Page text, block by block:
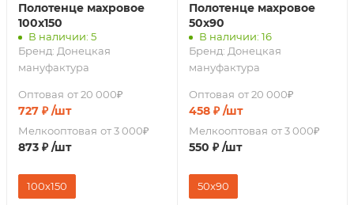
Полотенце махровое
100х150
В наличии: 5
Бренд: Донецкая
мануфактура
Оптовая от 20 000₽
727 ₽ /шт
Мелкооптовая от 3 000₽
873 ₽ /шт
100х150
Полотенце махровое
50х90
В наличии: 16
Бренд: Донецкая
мануфактура
Оптовая от 20 000₽
458₽ /шт
Мелкооптовая от 3 000₽
550 ₽ /шт
50x90